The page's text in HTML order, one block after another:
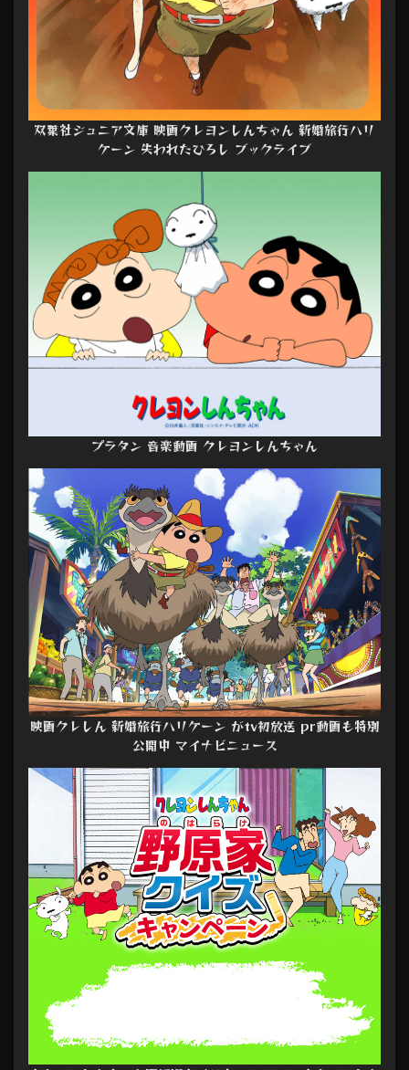
双葉社ジュニア文庫 映画クレヨンしんちゃん 新婚旅行ハリ
ケーン 失われたひろし ブックライブ
プラタン 音楽動画 クレヨンしんちゃん
映画クレしん 新婚旅行ハリケーン がtv初放送 pr動画も特別
公開中 マイナビニュース